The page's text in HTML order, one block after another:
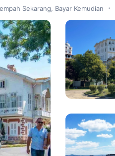
Sekarang, Bayar Kemudian